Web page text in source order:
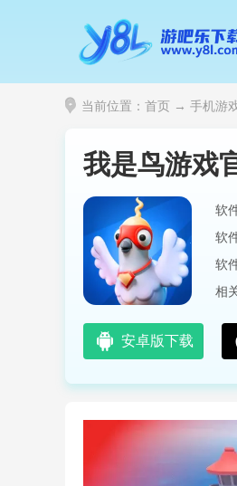
当前位置： 首页 → 手机游
我是鸟游戏
软
软
软
相
安卓版下载